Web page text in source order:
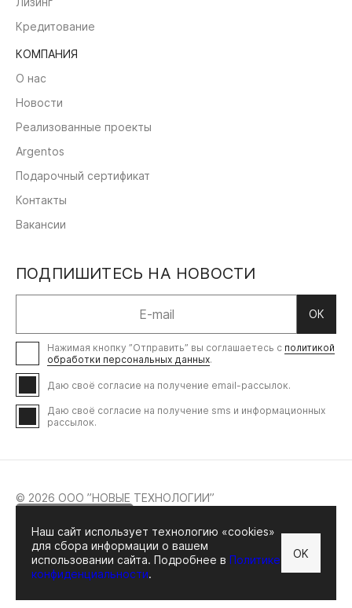
КОМПАНИЯ
О нас
Новости
Реализованные проекты
Argentos
Подарочный сертификат
Контакты
Вакансии
Кредитование
ПОДПИШИТЕСЬ НА НОВОСТИ
ОК
Нажимая кнопку ”Отправить” вы соглашаетесь с политикой
обработки персональных данных.
Даю своё согласие на получение email-рассылок.
Даю своё согласие на получение sms и информационных
рассылок.
© 2026 ООО ”НОВЫЕ ТЕХНОЛОГИИ”
АДРЕС: МОСКВА, УЛ. ОСЕННЯЯ, 23 ИНН: 7730695291
ОГРН: 1137746994714
ДОКУМЕНТЫ
Наш сайт использует технологию «cookies»
для сбора информации о вашем
использовании сайта. Подробнее в Политике
конфиденциальности.
OK